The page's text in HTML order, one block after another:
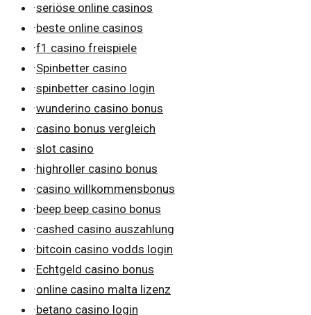
·seriöse online casinos
·beste online casinos
·f1 casino freispiele
·Spinbetter casino
·spinbetter casino login
·wunderino casino bonus
·casino bonus vergleich
·slot casino
·highroller casino bonus
·casino willkommensbonus
·beep beep casino bonus
·cashed casino auszahlung
·bitcoin casino vodds login
·Echtgeld casino bonus
·online casino malta lizenz
·betano casino login